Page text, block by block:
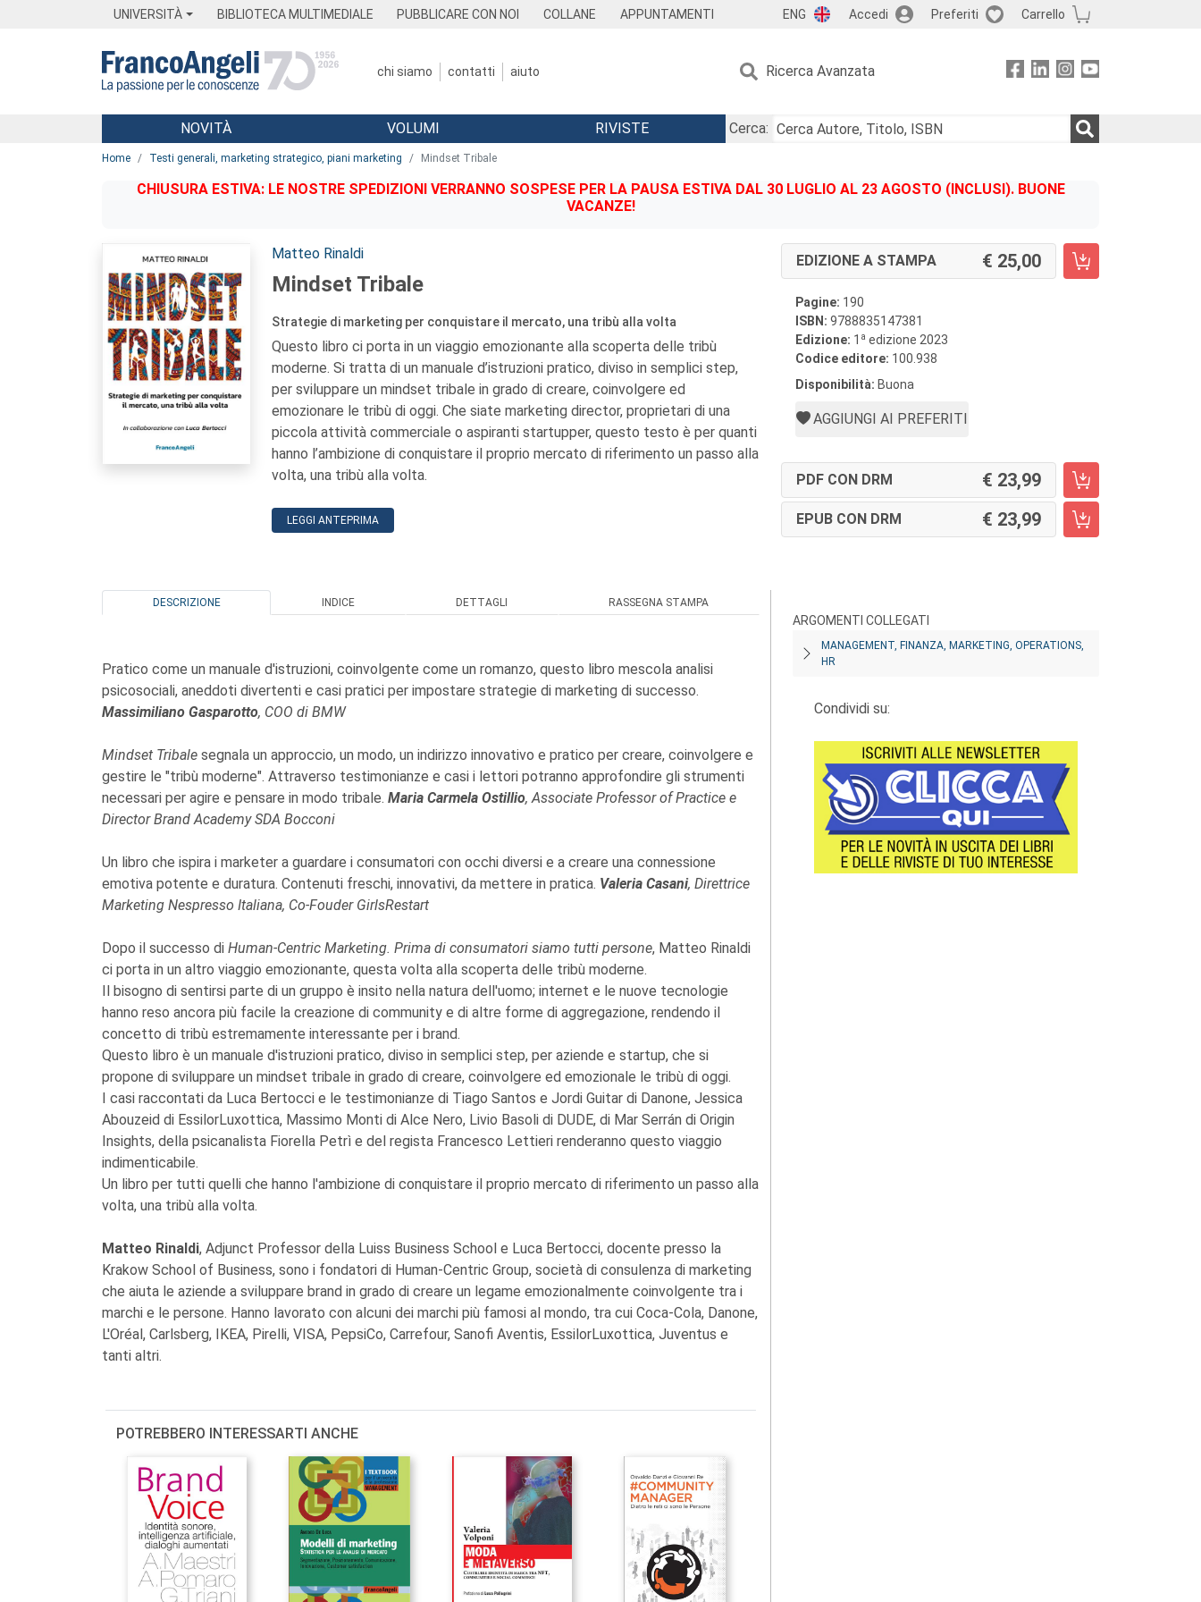
UNIVERSITÀ BIBLIOTECA MULTIMEDIALE PUBBLICARE CON NOI COLLANE APPUNTAMENTI ENG Accedi Preferiti Carrello
chi siamo contatti aiuto Ricerca Avanzata
Menu
NOVITÀ VOLUMI RIVISTE
Cerca:
Home Testi generali, marketing strategico, piani marketing Mindset Tribale
CHIUSURA ESTIVA: LE NOSTRE SPEDIZIONI VERRANNO SOSPESE PER LA PAUSA ESTIVA DAL 30 LUGLIO AL 23 AGOSTO (INCLUSI). BUONE
VACANZE!
Autori:
Matteo Rinaldi
Mindset Tribale
Strategie di marketing per conquistare il mercato, una tribù alla volta
Questo libro ci porta in un viaggio emozionante alla scoperta delle tribù
moderne. Si tratta di un manuale d’istruzioni pratico, diviso in semplici step,
per sviluppare un mindset tribale in grado di creare, coinvolgere ed
emozionare le tribù di oggi. Che siate marketing director, proprietari di una
piccola attività commerciale o aspiranti startupper, questo testo è per quanti
hanno l’ambizione di conquistare il proprio mercato di riferimento un passo alla
volta, una tribù alla volta.
LEGGI ANTEPRIMA
EDIZIONE A STAMPA 25,00
Pagine: 190
ISBN: 9788835147381
Edizione: 1 a edizione 2023
Codice editore: 100.938
Disponibilità: Buona
AGGIUNGI AI PREFERITI
PDF CON DRM 23,99
EPUB CON DRM 23,99
DESCRIZIONE INDICE DETTAGLI RASSEGNA STAMPA
Pratico come un manuale d'istruzioni, coinvolgente come un romanzo, questo libro mescola analisi
psicosociali, aneddoti divertenti e casi pratici per impostare strategie di marketing di successo.
Massimiliano Gasparotto, COO di BMW
Mindset Tribale segnala un approccio, un modo, un indirizzo innovativo e pratico per creare, coinvolgere e
gestire le "tribù moderne". Attraverso testimonianze e casi i lettori potranno approfondire gli strumenti
necessari per agire e pensare in modo tribale. Maria Carmela Ostillio, Associate Professor of Practice e
Director Brand Academy SDA Bocconi
Un libro che ispira i marketer a guardare i consumatori con occhi diversi e a creare una connessione
emotiva potente e duratura. Contenuti freschi, innovativi, da mettere in pratica. Valeria Casani, Direttrice
Marketing Nespresso Italiana, Co-Fouder GirlsRestart
Dopo il successo di Human-Centric Marketing. Prima di consumatori siamo tutti persone, Matteo Rinaldi
ci porta in un altro viaggio emozionante, questa volta alla scoperta delle tribù moderne.
Il bisogno di sentirsi parte di un gruppo è insito nella natura dell'uomo; internet e le nuove tecnologie
hanno reso ancora più facile la creazione di community e di altre forme di aggregazione, rendendo il
concetto di tribù estremamente interessante per i brand.
Questo libro è un manuale d'istruzioni pratico, diviso in semplici step, per aziende e startup, che si
propone di sviluppare un mindset tribale in grado di creare, coinvolgere ed emozionale le tribù di oggi.
I casi raccontati da Luca Bertocci e le testimonianze di Tiago Santos e Jordi Guitar di Danone, Jessica
Abouzeid di EssilorLuxottica, Massimo Monti di Alce Nero, Livio Basoli di DUDE, di Mar Serrán di Origin
Insights, della psicanalista Fiorella Petrì e del regista Francesco Lettieri renderanno questo viaggio
indimenticabile.
Un libro per tutti quelli che hanno l'ambizione di conquistare il proprio mercato di riferimento un passo alla
volta, una tribù alla volta.
Matteo Rinaldi, Adjunct Professor della Luiss Business School e Luca Bertocci, docente presso la
Krakow School of Business, sono i fondatori di Human-Centric Group, società di consulenza di marketing
che aiuta le aziende a sviluppare brand in grado di creare un legame emozionalmente coinvolgente tra i
marchi e le persone. Hanno lavorato con alcuni dei marchi più famosi al mondo, tra cui Coca-Cola, Danone,
L'Oréal, Carlsberg, IKEA, Pirelli, VISA, PepsiCo, Carrefour, Sanofi Aventis, EssilorLuxottica, Juventus e
tanti altri.
POTREBBERO INTERESSARTI ANCHE
ARGOMENTI COLLEGATI
MANAGEMENT, FINANZA, MARKETING, OPERATIONS,
HR
Condividi su: